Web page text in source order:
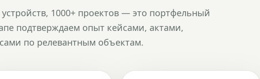
1000+ проектов — это портфельный
подтверждаем опыт кейсами, актами,
по релевантным объектам.